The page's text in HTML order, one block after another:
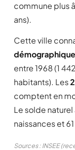
commune plus
ans).
Cette ville
démographique
entre 1968 (1
habitants). Les
comptent en
Le solde
naissances et
Sources : INSEE